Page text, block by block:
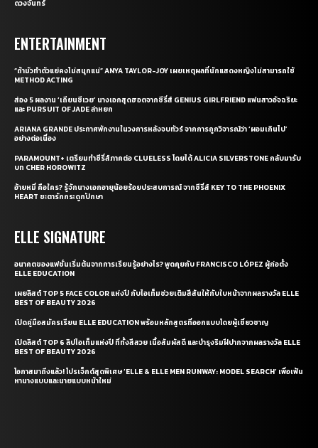
ดวงจันทร์
ENTERTAINMENT
“ถ้ามัวทำตัวแย่คงไม่สนุกแน่” ANYA TAYLOR-JOY เผยเหตุผลที่นักแสดงหญิงไม่สามารถใช้
METHOD ACTING
ส่อง 5 ผลงาน ‘เถียนซีเวย’ นางเอกสุดฮอตจากซีรี่ส์ GENIUS GIRLFRIEND แฟนสาวอัจฉริยะ
และ PURSUIT OF JADE ล่าหยก
ARIANA GRANDE ประกาศพักงานในวงการหลังจบทัวร์ จากการถูกวิจารณ์ว่า ‘ผอมเกินไป’
อย่างต่อเนื่อง
PARAMOUNT+ เตรียมทำซีรี่ส์ภาคต่อ CLUELESS โดยได้ ALICIA SILVERSTONE กลับมารับ
บท CHER HOROWITZ
อ้ายหมี่ คือใคร? รู้จักนางเอกอายุน้อยร้อยประสบการณ์ จากซีรี่ส์ KEY TO THE PHOENIX
HEART ชะตารักกระดูกปักษา
ELLE SIGNATURE
อนาคตของแฟชั่นเริ่มต้นจากการเรียนรู้อย่างไร? พูดคุยกับ FRANCISCO LÓPEZ ผู้ก่อตั้ง
ELLE EDUCATION
เผยลิสต์ TOP 5 FACE COLOR แห่งปี กับไอเท็มช่วยเติมสีสันให้กับใบหน้าจากผลรางวัล ELLE
BEST OF BEAUTY 2026
เปิดคู่มือสมัครเรียน ELLE EDUCATION พร้อมหลักสูตรที่ออกแบบโดยผู้เชี่ยวชาญ
เปิดลิสต์ TOP 6 ลิปไอเท็มแห่งปี ที่ทั้งสีสวย เนื้อสัมผัสดี และบำรุงริมฝีปากจากผลรางวัล ELLE
BEST OF BEAUTY 2026
โอกาสมาถึงแล้ว! โปรเจ็กต์สุดพิเศษ ‘ELLE & ELLE MEN RUNWAY: MODEL SEARCH’ เพื่อเฟ้น
หานางแบบและนายแบบหน้าใหม่